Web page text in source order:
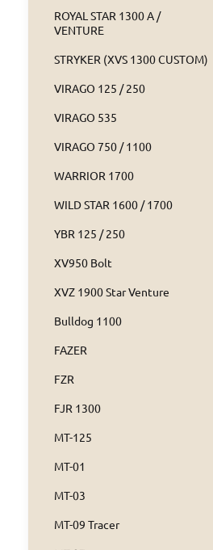
ROYAL STAR 1300 A /
VENTURE
STRYKER (XVS 1300 CUSTOM)
VIRAGO 125 / 250
VIRAGO 535
VIRAGO 750 / 1100
WARRIOR 1700
WILD STAR 1600 / 1700
YBR 125 / 250
XV950 Bolt
XVZ 1900 Star Venture
Bulldog 1100
FAZER
FZR
FJR 1300
MT-125
MT-01
MT-03
MT-09 Tracer